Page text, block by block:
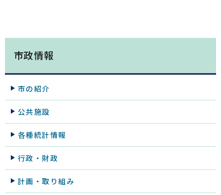
市政情報
市の紹介
公共施設
各種統計情報
行政・財政
計画・取り組み